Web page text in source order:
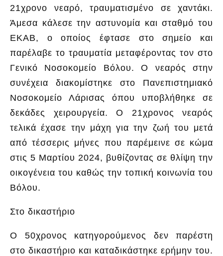
21χρονο νεαρό, τραυματισμένο σε χαντάκι.
Άμεσα κάλεσε την αστυνομία και σταθμό του
ΕΚΑΒ, ο οποίος έφτασε στο σημείο και
παρέλαβε το τραυματία μεταφέροντας τον στο
Γενικό Νοσοκομείο Βόλου. Ο νεαρός στην
συνέχεια διακομίστηκε στο Πανεπιστημιακό
Νοσοκομείο Λάρισας όπου υποβλήθηκε σε
δεκάδες χειρουργεία. Ο 21χρονος νεαρός
τελικά έχασε την μάχη για την ζωή του μετά
από τέσσερις μήνες που παρέμεινε σε κώμα
στις 5 Μαρτίου 2024, βυθίζοντας σε θλίψη την
οικογένεια του καθώς την τοπική κοινωνία του
Βόλου.
Στο δικαστήριο
Ο 50χρονος κατηγορούμενος δεν παρέστη
στο δικαστήριο και καταδικάστηκε ερήμην του.